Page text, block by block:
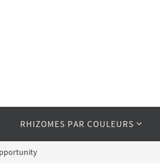
RHIZOMES PAR COULEURS